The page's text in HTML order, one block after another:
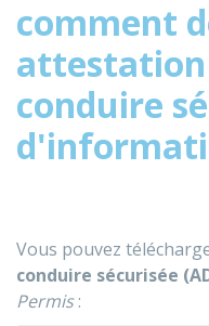
comment
attestation
conduire
Vous pouvez
conduire sécurisée
Permis: